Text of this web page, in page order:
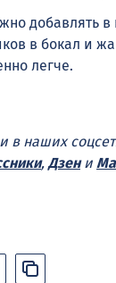
добавлять
в бокал и
легче.
в наших
, Дзени